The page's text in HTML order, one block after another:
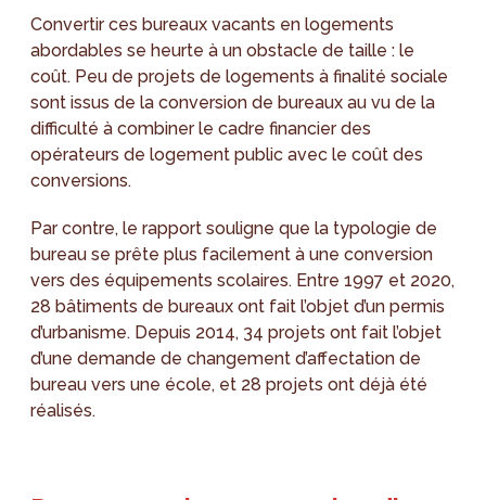
Convertir ces bureaux vacants en logements
abordables se heurte à un obstacle de taille : le
coût. Peu de projets de logements à finalité sociale
sont issus de la conversion de bureaux au vu de la
difficulté à combiner le cadre financier des
opérateurs de logement public avec le coût des
conversions.
Par contre, le rapport souligne que la typologie de
bureau se prête plus facilement à une conversion
vers des équipements scolaires. Entre 1997 et 2020,
28 bâtiments de bureaux ont fait l’objet d’un permis
d’urbanisme. Depuis 2014, 34 projets ont fait l’objet
d’une demande de changement d’affectation de
bureau vers une école, et 28 projets ont déjà été
réalisés.